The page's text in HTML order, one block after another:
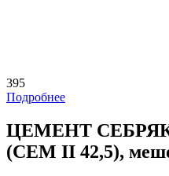
395
Подробнее
ЦЕМЕНТ
(CEM II 42,5),